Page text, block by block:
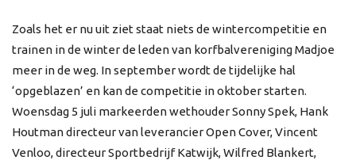
Zoals het er nu uit ziet staat niets de wintercompetitie en
trainen in de winter de leden van korfbalvereniging Madjoe
meer in de weg. In september wordt de tijdelijke hal
‘opgeblazen’ en kan de competitie in oktober starten.
Woensdag 5 juli markeerden wethouder Sonny Spek, Hank
Houtman directeur van leverancier Open Cover, Vincent
Venloo, directeur Sportbedrijf Katwijk, Wilfred Blankert,